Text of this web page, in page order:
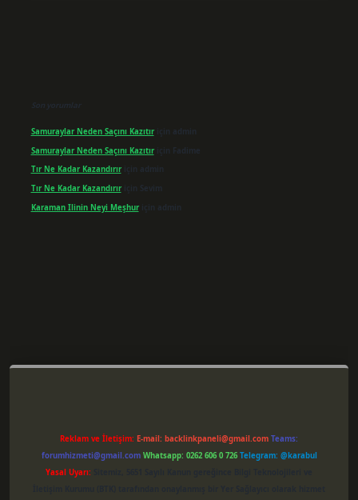
Son yorumlar
Samuraylar Neden Saçını Kazıtıriçin admin
Samuraylar Neden Saçını Kazıtıriçin Fadime
Tır Ne Kadar Kazandırıriçin admin
Tır Ne Kadar Kazandırıriçin Sevim
Karaman Ilinin Neyi Meşhuriçin admin
Reklam ve İletişim: E-mail: backlinkpaneli@gmail.com Teams:
forumhizmeti@gmail.com Whatsapp: 0262 606 0 726 Telegram: @karabul
Yasal Uyarı: